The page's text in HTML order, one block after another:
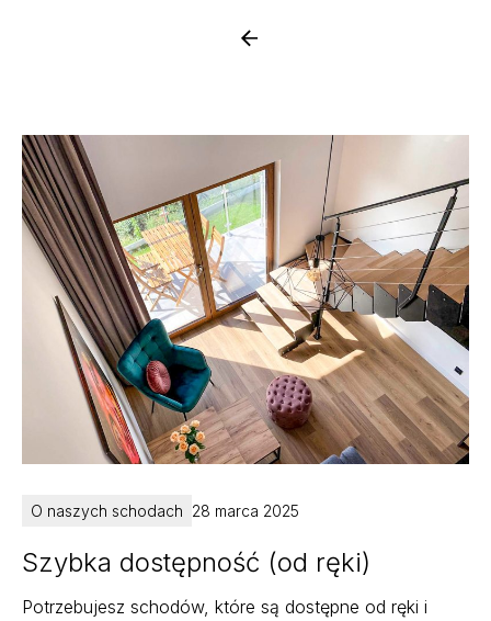
O naszych schodach 28 marca 2025
Szybka dostępność (od ręki)
Potrzebujesz schodów, które są dostępne od ręki i